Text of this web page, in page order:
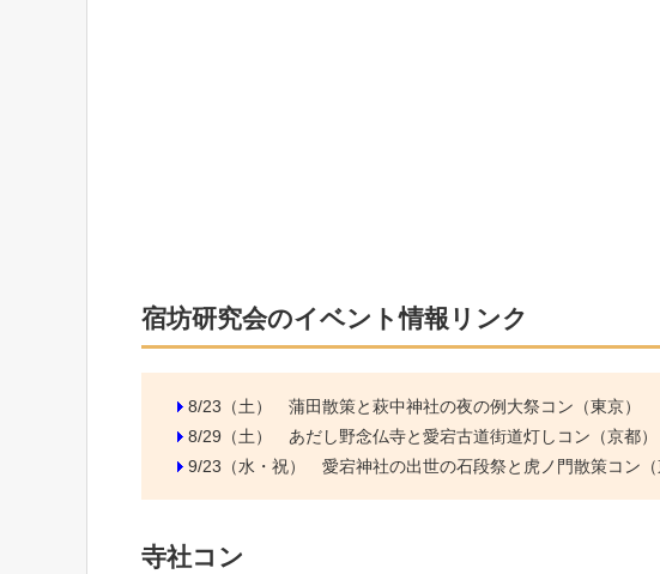
宿坊研究会のイベント情報リンク
8/23（土） 蒲田散策と萩中神社の夜の例大祭コン（東京）
8/29（土） あだし野念仏寺と愛宕古道街道灯しコン（京都）
9/23（水・祝） 愛宕神社の出世の石段祭と虎ノ門散策コン
寺社コン